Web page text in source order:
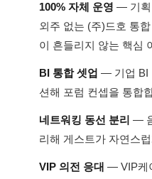
100% 자체 운영 — 기획
외주 없는 (주)드호 통
이 흔들리지 않는 핵심
BI 통합 셋업 — 기업 BI
션해 포럼 컨셉을 통합
네트워킹 동선 분리 —
리해 게스트가 자연스
VIP 의전 응대 — VIP케